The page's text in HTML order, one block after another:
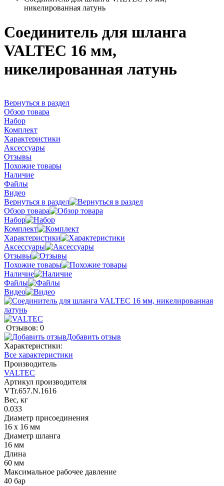
никелированная латунь
Соединитель для шланга
VALTEC 16 мм,
никелированная латунь
Вернуться в раздел
Обзор товара
Набор
Комплект
Характеристики
Аксессуары
Отзывы
Похожие товары
Наличие
Файлы
Видео
Вернуться в раздел
Обзор товара
Набор
Комплект
Характеристики
Аксессуары
Отзывы
Похожие товары
Наличие
Файлы
Видео
Отзывов: 0
Добавить отзыв
Характеристики:
Все характеристики
Производитель
VALTEC
Артикул производителя
VTr.657.N.1616
Вес, кг
0.033
Диаметр присоединения
16 x 16 мм
Диаметр шланга
16 мм
Длина
60 мм
Максимальное рабочее давление
40 бар